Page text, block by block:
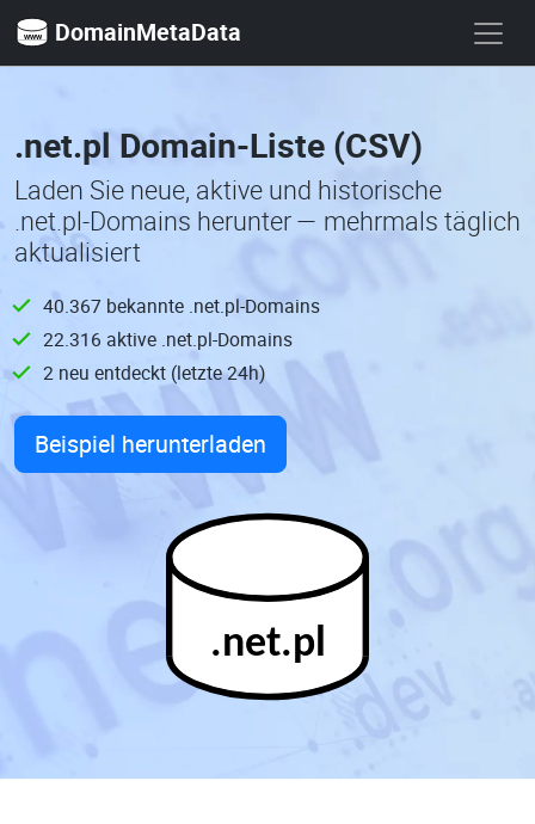
DomainMetaData
.net.pl Domain-Liste (CSV)
Laden Sie neue, aktive und historische
.net.pl-Domains herunter — mehrmals täglich
aktualisiert
40.367 bekannte .net.pl-Domains
22.316 aktive .net.pl-Domains
2 neu entdeckt (letzte 24h)
Beispiel herunterladen
.net.pl